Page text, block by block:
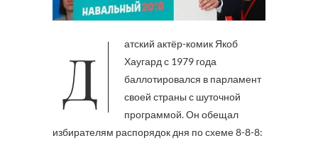
Датский актёр-комик Якоб
Хаугард с 1979 года
баллотировался в парламент
своей страны с шуточной
программой. Он обещал
избирателям распорядок дня по схеме 8-8-8: